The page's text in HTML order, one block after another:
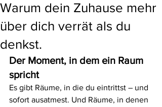
Warum dein Zuhause mehr
über dich verrät als du
denkst.
Der Moment, in dem ein Raum
spricht
Es gibt Räume, in die du eintrittst – und
sofort ausatmest. Und Räume, in denen